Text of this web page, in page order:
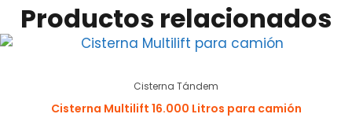
Productos relacionados
Cisterna Tándem
Cisterna Multilift 16.000 Litros para camión